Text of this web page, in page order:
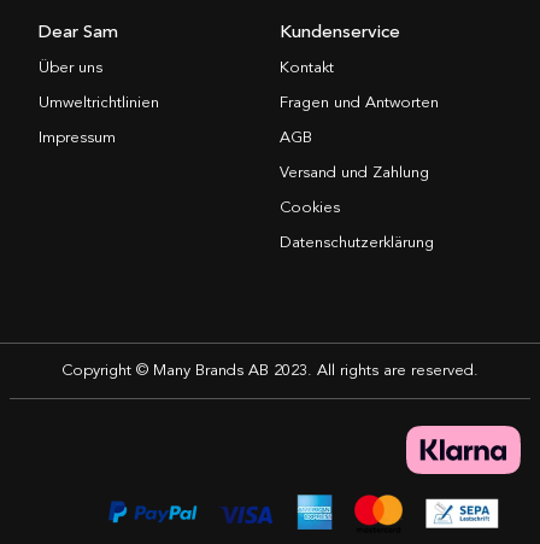
Dear Sam
Über uns
Umweltrichtlinien
Impressum
Kundenservice
Kontakt
Fragen und Antworten
AGB
Versand und Zahlung
Cookies
Datenschutzerklärung
Copyright © Many Brands AB 2023. All rights are reserved.